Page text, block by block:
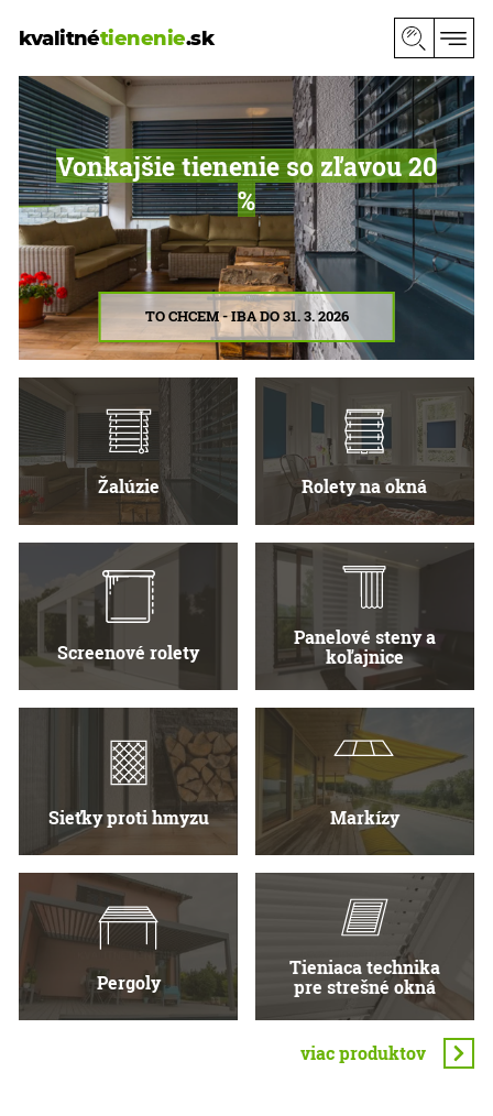
kvalitnétienenie.sk
Vonkajšie tienenie so zľavou 20
%
TO CHCEM - IBA DO 31. 3. 2026
Žalúzie Rolety na okná
Screenové rolety
Panelové steny a
koľajnice
Sieťky proti hmyzu Markízy
Pergoly
Tieniaca technika
pre strešné okná
viac produktov